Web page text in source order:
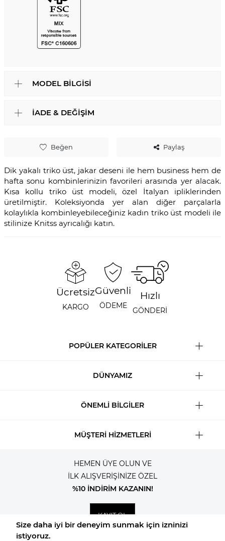
Beğen Paylaş
Dik yakalı triko üst, jakar deseni ile hem business hem de
hafta sonu kombinlerinizin favorileri arasında yer alacak.
Kısa kollu triko üst modeli, özel İtalyan ipliklerinden
üretilmiştir. Koleksiyonda yer alan diğer parçalarla
kolaylıkla kombinleyebileceğiniz kadın triko üst modeli ile
stilinize Knitss ayrıcalığı katın.
MODEL BILGISI
İADE & DEĞIŞIM
Ücretsiz
KARGO
Güvenli
ÖDEME
Hızlı
GÖNDERİ
POPÜLER KATEGORİLER
DÜNYAMIZ
ÖNEMLİ BİLGİLER
MÜŞTERİ HİZMETLERİ
HEMEN ÜYE OLUN VE
İLK ALIŞVERİŞİNİZE ÖZEL
%10 İNDİRİM KAZANIN!
KAYIT OL